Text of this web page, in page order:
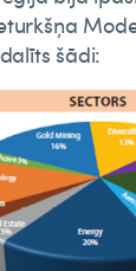
šādi: